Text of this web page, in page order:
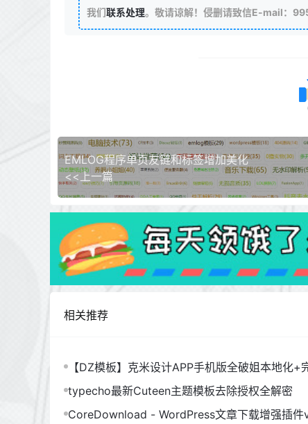
我们联系处理。敬请谅解！侵删请致信E-mail：
EMLOG程序单页友链和标签增加美化
<<上一篇
相关推荐
【DZ模板】克米设计APP手机版全破姐本地化+
typecho最新Cuteen主题模板去除授权全解密
CoreDownload - WordPress文章下载增强插件